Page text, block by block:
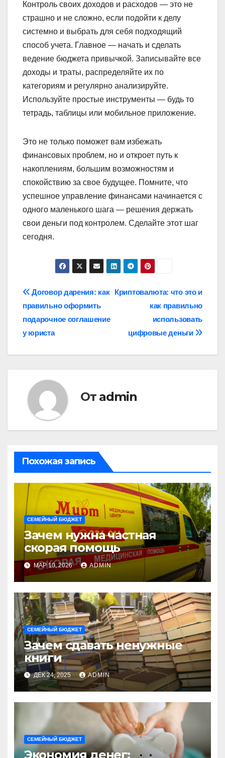
Контроль своих доходов и расходов — это не
страшно и не сложно, если подойти к делу
системно и выбрать для себя подходящий
способ учета. Главное — начать и сделать
ведение бюджета привычкой. Записывайте все
доходы и траты, распределяйте их по
категориям и регулярно анализируйте.
Используйте простые инструменты — будь то
тетрадь, таблицы или мобильное приложение.
Это не только поможет вам избежать
финансовых проблем, но и откроет путь к
накоплениям, большим возможностям и
спокойствию за свое будущее. Помните, что
успешное управление финансами начинается с
одного маленького шага — решения держать
свои деньги под контролем. Сделайте этот шаг
сегодня.
Навигация
по
записям
Криптовалюта: что это и
как правильно
использовать
цифровые деньги
Договор дарения: как
правильно оформить
подарочное соглашение
у юриста
От admin
Похожая запись
СЕМЕЙНЫЙ БЮДЖЕТ
Зачем нужна частная
скорая помощь
МАР 10, 2026 ADMIN
СЕМЕЙНЫЙ БЮДЖЕТ
Зачем сдавать ненужные
книги
ДЕК 24, 2025 ADMIN
СЕМЕЙНЫЙ БЮДЖЕТ
Экономия денег: